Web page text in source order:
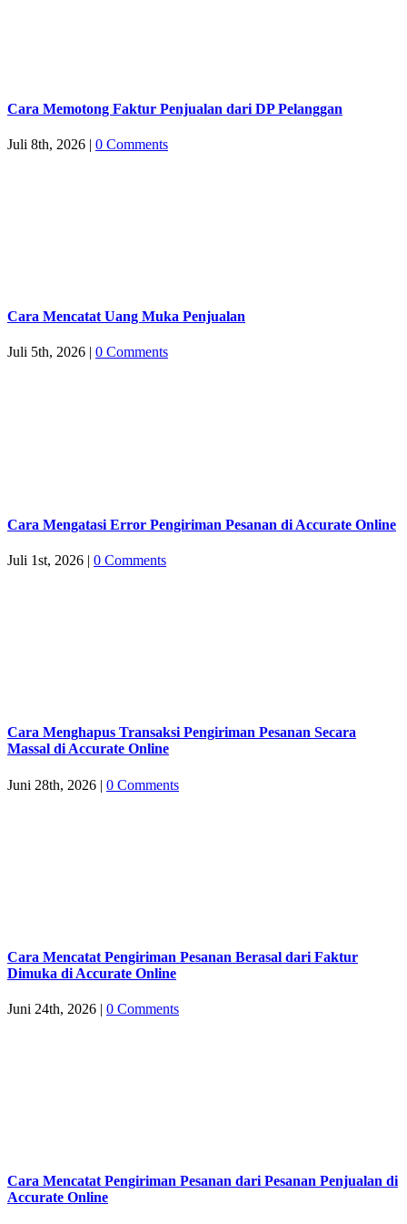
Cara Memotong Faktur Penjualan dari DP Pelanggan
Juli 8th, 2026 | 0 Comments
Cara Mencatat Uang Muka Penjualan
Juli 5th, 2026 0 Comments
Cara Mengatasi Error Pengiriman Pesanan di Accurate Online
Juli 1st, 2026 | 0 Comments
Cara Menghapus Transaksi Pengiriman Pesanan Secara
Massal di Accurate Online
Juni 28th, 2026 | 0 Comments
Cara Mencatat Pengiriman Pesanan Berasal dari Faktur
Dimuka di Accurate Online
Juni 24th, 2026 | 0 Comments
Cara Mencatat Pengiriman Pesanan dari Pesanan Penjualan di
Accurate Online